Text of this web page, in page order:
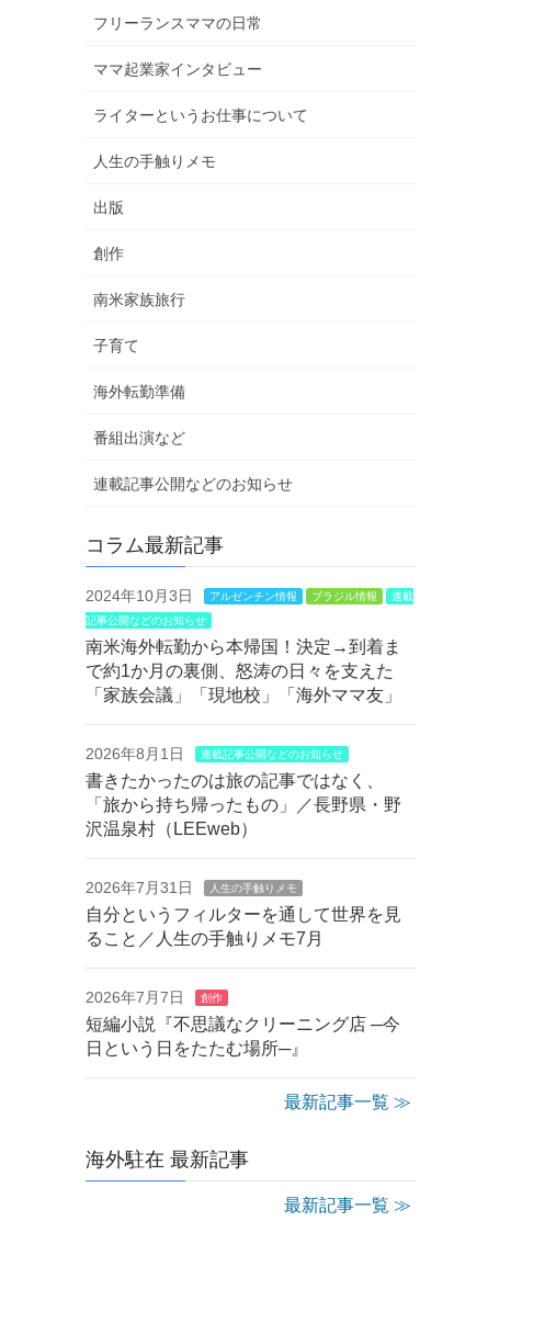
フリーランスママの日常
ママ起業家インタビュー
ライターというお仕事について
人生の手触りメモ
出版
創作
南米家族旅行
子育て
海外転勤準備
番組出演など
連載記事公開などのお知らせ
コラム最新記事
2024年10月3日 アルゼンチン情報 ブラジル情報
連載
記事公開などのお知らせ
南米海外転勤から本帰国！決定→到着ま
で約1か月の裏側、怒涛の日々を支えた
「家族会議」「現地校」「海外ママ友」
2026年8月1日 連載記事公開などのお知らせ
書きたかったのは旅の記事ではなく、
「旅から持ち帰ったもの」／長野県・野
沢温泉村（LEEweb）
2026年7月31日 人生の手触りメモ
自分というフィルターを通して世界を見
ること／人生の手触りメモ7月
2026年7月7日 創作
短編小説『不思議なクリーニング店 ─今
日という日をたたむ場所─』
最新記事一覧 ≫
海外駐在 最新記事
最新記事一覧 ≫